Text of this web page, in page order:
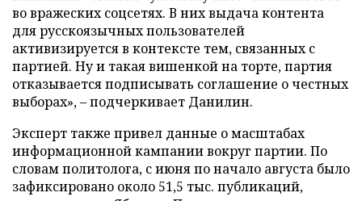
во вражеских соцсетях. В них выдача контента
для русскоязычных пользователей
активизируется в контексте тем, связанных с
партией. Ну и такая вишенкой на торте, партия
отказывается подписывать соглашение о честных
выборах», – подчеркивает Данилин.
Эксперт также привел данные о масштабах
информационной кампании вокруг партии. По
словам политолога, с июня по начало августа было
зафиксировано около 51,5 тыс. публикаций,